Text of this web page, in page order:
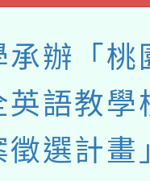
承辦「
英語教學
徵選計畫